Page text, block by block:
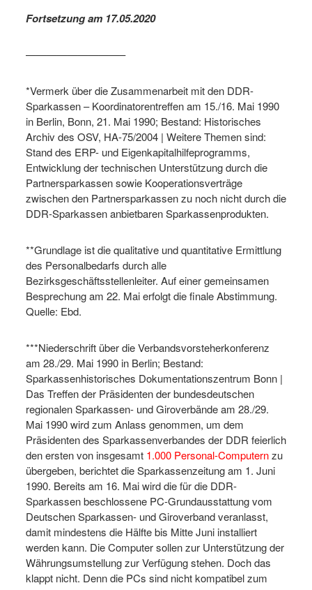
Fortsetzung am 17.05.2020
—————————–
*Vermerk über die Zusammenarbeit mit den DDR-
Sparkassen – Koordinatorentreffen am 15./16. Mai 1990
in Berlin, Bonn, 21. Mai 1990; Bestand: Historisches
Archiv des OSV, HA-75/2004 | Weitere Themen sind:
Stand des ERP- und Eigenkapitalhilfeprogramms,
Entwicklung der technischen Unterstützung durch die
Partnersparkassen sowie Kooperationsverträge
zwischen den Partnersparkassen zu noch nicht durch die
DDR-Sparkassen anbietbaren Sparkassenprodukten.
**Grundlage ist die qualitative und quantitative Ermittlung
des Personalbedarfs durch alle
Bezirksgeschäftsstellenleiter. Auf einer gemeinsamen
Besprechung am 22. Mai erfolgt die finale Abstimmung.
Quelle: Ebd.
***Niederschrift über die Verbandsvorsteherkonferenz
am 28./29. Mai 1990 in Berlin; Bestand:
Sparkassenhistorisches Dokumentationszentrum Bonn |
Das Treffen der Präsidenten der bundesdeutschen
regionalen Sparkassen- und Giroverbände am 28./29.
Mai 1990 wird zum Anlass genommen, um dem
Präsidenten des Sparkassenverbandes der DDR feierlich
den ersten von insgesamt 1.000 Personal-Computernzu
übergeben, berichtet die Sparkassenzeitung am 1. Juni
1990. Bereits am 16. Mai wird die für die DDR-
Sparkassen beschlossene PC-Grundausstattung vom
Deutschen Sparkassen- und Giroverband veranlasst,
damit mindestens die Hälfte bis Mitte Juni installiert
werden kann. Die Computer sollen zur Unterstützung der
Währungsumstellung zur Verfügung stehen. Doch das
klappt nicht. Denn die PCs sind nicht kompatibel zum